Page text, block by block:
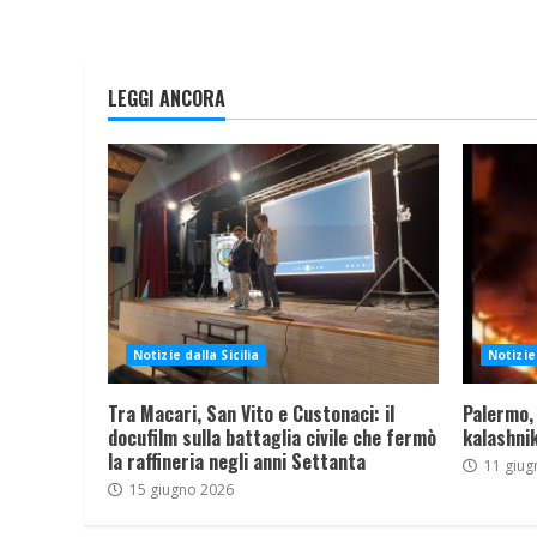
LEGGI ANCORA
Notizie dalla Sicilia
Tra Macari, San Vito e Custonaci: il
docufilm sulla battaglia civile che fermò
la raffineria negli anni Settanta
15 giugno 2026
11